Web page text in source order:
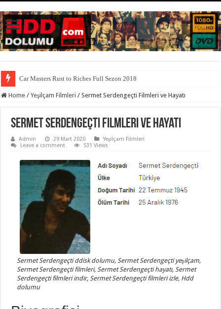
Car Masters Rust to Riches Full Sezon 2018
Home / Yeşilçam Filmleri / Sermet Serdengeçti Filmleri ve Hayatı
Sermet Serdengeçti Filmleri ve Hayatı
Admin 29 Mart 2020
Yeşilçam Filmleri
Leave a comment
531 Views
Sermet Serdengeçti ddisk dolumu, Sermet Serdengeçti yeşilçam,
Sermet Serdengeçti filmleri, Sermet Serdengeçti hayatı, Sermet
Serdengeçti filmleri indir, Sermet Serdengeçti filmleri izle, Hdd
dolumu